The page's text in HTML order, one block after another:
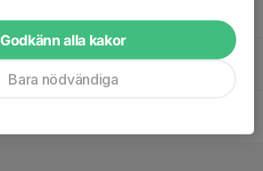
Linköping
Linköping
Godkänn alla kakor
Bara nödvändiga